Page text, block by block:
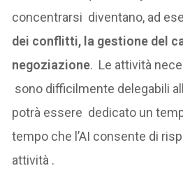
concentrarsi diventano, ad
dei conflitti, la gestione del
negoziazione. Le attività
sono difficilmente delegabili
potrà essere dedicato un
tempo che l’AI consente di
attività .